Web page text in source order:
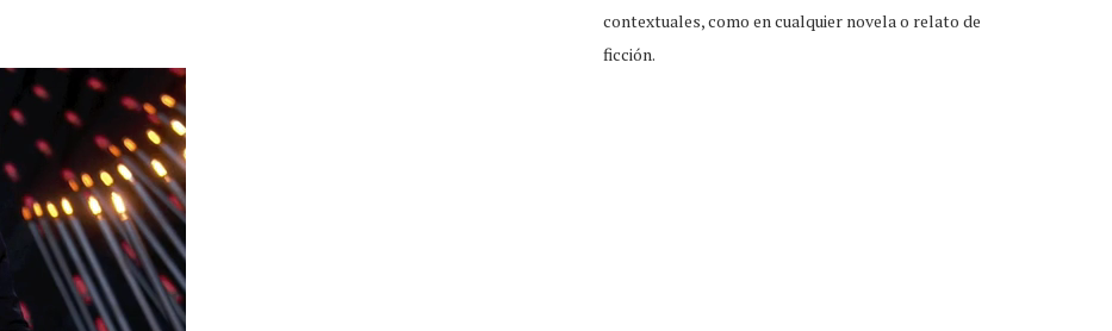
contextuales, como en cualquier novela o relato de
ficción.